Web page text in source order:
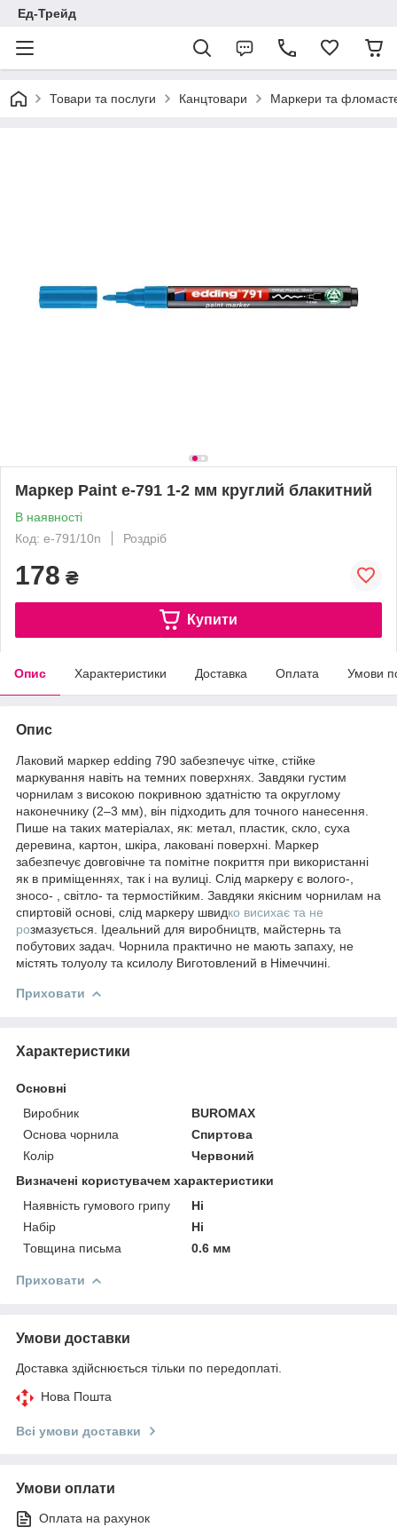
Ед-Трейд
Товари та послуги Канцтовари Маркери та
Маркер Paint e-791 1-2 мм круглий блакитний
В наявності
Код: e-791/10n
Роздріб
178 ₴
Купити
Опис Характеристики Доставка Оплата Умови
Опис
Лаковий маркер edding 790 забезпечує чітке, стійке
маркування навіть на темних поверхнях. Завдяки густим
чорнилам з високою покривною здатністю та округлому
наконечнику (2–3 мм), він підходить для точного нанесення.
Пише на таких матеріалах, як: метал, пластик, скло, суха
деревина, картон, шкіра, лаковані поверхні. Маркер
забезпечує довговічне та помітне покриття при використанні
як в приміщеннях, так і на вулиці. Слід маркеру є волого-,
зносо- , світло- та термостійким. Завдяки якісним чорнилам на
спиртовій основі, слід маркеру швидко висихає та не
розмазується. Ідеальний для виробництв, майстернь та
побутових задач. Чорнила практично не мають запаху, не
містять толуолу та ксилолу Виготовлений в Німеччині.
Приховати
Характеристики
Основні
Виробник
BUROMAX
Основа чорнила
Спиртова
Колір
Червоний
Визначені користувачем характеристики
Наявність гумового грипу
Ні
Набір
Ні
Товщина письма
0.6 мм
Приховати
Умови доставки
Доставка здійснюється тільки по передоплаті.
Нова Пошта
Всі умови доставки
Умови оплати
Оплата на рахунок